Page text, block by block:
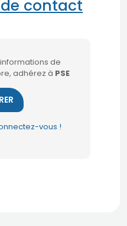
contact
de
adhérez à PSE
vous !